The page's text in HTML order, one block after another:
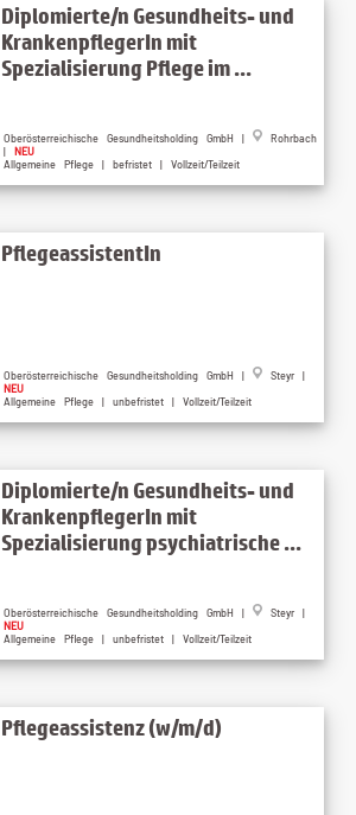
Diplomierte/n Gesundheits- und
KrankenpflegerIn mit
Spezialisierung Pflege im ...
Oberösterreichische Gesundheitsholding GmbH |
Rohrbach
| NEU
Allgemeine Pflege | befristet | Vollzeit/Teilzeit
PflegeassistentIn
Oberösterreichische Gesundheitsholding GmbH |
Steyr |
NEU
Allgemeine Pflege | unbefristet | Vollzeit/Teilzeit
Diplomierte/n Gesundheits- und
KrankenpflegerIn mit
Spezialisierung psychiatrische ...
Oberösterreichische Gesundheitsholding GmbH |
Steyr |
NEU
Allgemeine Pflege | unbefristet | Vollzeit/Teilzeit
Pflegeassistenz (w/m/d)